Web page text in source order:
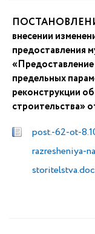
внесении
предоставления
предельных
реконструкции
строительства»
post.-62-ot-
razresheniya-